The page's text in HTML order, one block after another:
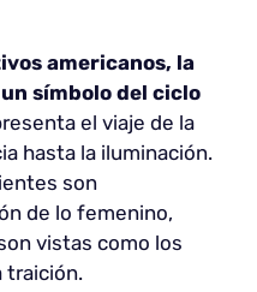
americanos, la
símbolo del ciclo
el viaje de la
hasta la iluminación.
son
de lo femenino,
vistas como los
traición.